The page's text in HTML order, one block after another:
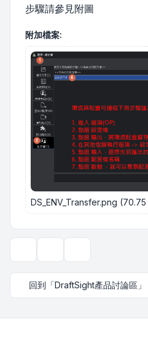
步驟請參見附圖
附加檔案:
DS_ENV_Transfer.png
回到「DraftSight產品討論區」